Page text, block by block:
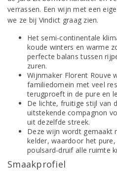
verrassen. Een wijn met een
we ze bij Vindict graag zien.
Het semi-continentale
koude winters en warme
perfecte balans tussen
zuren.
Wijnmaker Florent Rouve
familiedomein met veel
terugproeft in de pure en
De lichte, fruitige stijl van
uitstekende compagnon
uit dezelfde streek.
Deze wijn wordt gemaakt
kelder, waardoor het
poulsard-druif alle ruimte
Smaakprofiel